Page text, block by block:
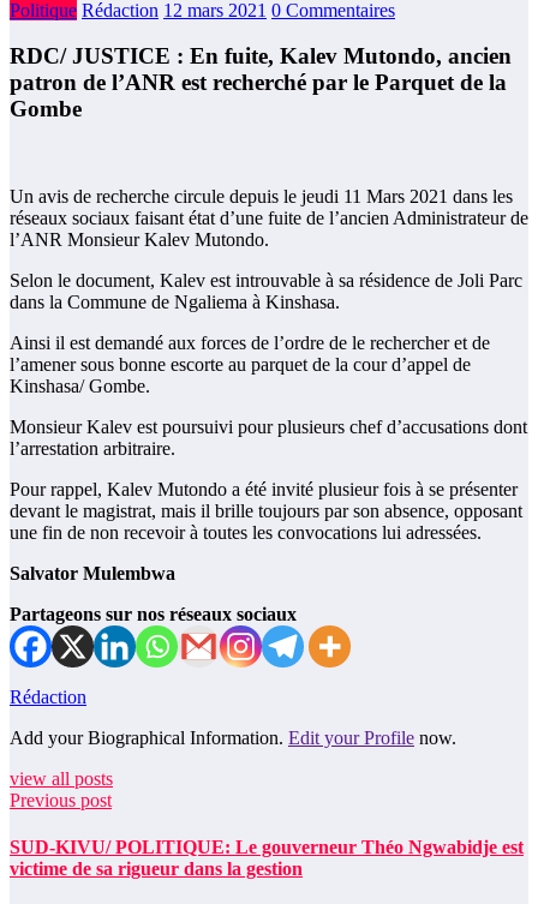
Politique Rédaction 12 mars 2021 0 Commentaires
RDC/ JUSTICE : En fuite, Kalev Mutondo, ancien
patron de l’ANR est recherché par le Parquet de la
Gombe
Un avis de recherche circule depuis le jeudi 11 Mars 2021 dans les
réseaux sociaux faisant état d’une fuite de l’ancien Administrateur de
l’ANR Monsieur Kalev Mutondo.
Selon le document, Kalev est introuvable à sa résidence de Joli Parc
dans la Commune de Ngaliema à Kinshasa.
Ainsi il est demandé aux forces de l’ordre de le rechercher et de
l’amener sous bonne escorte au parquet de la cour d’appel de
Kinshasa/ Gombe.
Monsieur Kalev est poursuivi pour plusieurs chef d’accusations dont
l’arrestation arbitraire.
Pour rappel, Kalev Mutondo a été invité plusieur fois à se présenter
devant le magistrat, mais il brille toujours par son absence, opposant
une fin de non recevoir à toutes les convocations lui adressées.
Salvator Mulembwa
Partageons sur nos réseaux sociaux
Rédaction
Add your Biographical Information. Edit your Profile now.
view all posts
Previous post
SUD-KIVU/ POLITIQUE: Le gouverneur Théo Ngwabidje est
victime de sa rigueur dans la gestion